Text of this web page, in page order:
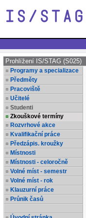
Prohlížení IS/STAG (S025)
Programy a specializace
Předměty
Pracoviště
Učitelé
Studenti
Zkouškové termíny
Rozvrhové akce
Kvalifikační práce
Předzápis. kroužky
Místnosti
Místnosti - celoročně
Volné míst - semestr
Volné míst - rok
Klauzurní práce
Průnik časů